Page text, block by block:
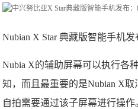
Nubian X Star 典藏版智能手机发
Nubia X的辅助屏幕可以执行各
知，而且最重要的是Nubian X
自拍需要通过该子屏幕进行操作